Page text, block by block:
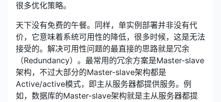
很多优化策略。
天下没有免费的午餐。同样，单实例部署并非没有代
价，它意味着系统可用性的降低，很多时候，这是无法
接受的。解决可用性问题的最直接的思路就是冗余
（Redundancy）。最常用的冗余方案是Master-slave
架构，不过大部分的Master-slave架构都是
Active/active模式，即主从服务器都提供服务。例
如，数据库的Master-slave架构就是主从服务器都提